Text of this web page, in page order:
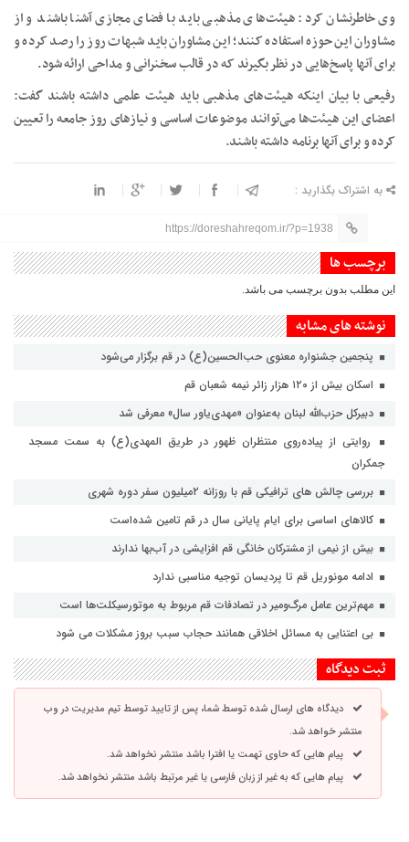
وی خاطرنشان کرد: هیئت‌های مذهبی باید با فضای مجازی آشنا باشند و از
مشاوران این حوزه استفاده کنند؛ این مشاوران باید شبهات روز را رصد کرده و
برای آنها پاسخ‌هایی در نظر بگیرند که در قالب سخنرانی و مداحی ارائه شود.
رفیعی با بیان اینکه هیئت‌های مذهبی باید هیئت علمی داشته باشند گفت:
اعضای این هیئت‌ها می‌توانند موضوعات اساسی و نیازهای روز جامعه را تعیین
کرده و برای آنها برنامه داشته باشند.
به اشتراک بگذارید :
https://doreshahreqom.ir/?p=1938
برچسب ها
این مطلب بدون برچسب می باشد.
نوشته های مشابه
پنجمین جشنواره معنوی حب‌الحسین(ع) در قم برگزار می‌شود
اسکان بیش از ۱۲۰ هزار زائر نیمه شعبان قم
دبیرکل حزب‌الله لبنان به‌عنوان «مهدی‌یاور سال» معرفی شد
روایتی از پیاده‌روی منتظران ظهور در طریق المهدی(ع) به سمت مسجد
جمکران
بررسی چالش های ترافیکی قم با روزانه ۲میلیون سفر دوره شهری
کالاهای اساسی برای ایام پایانی سال در قم تامین شده‌است
بیش از نیمی از مشترکان خانگی قم افزایشی در آب‌بها ندارند
ادامه مونوریل قم تا پردیسان توجیه مناسبی ندارد
مهم‌ترین عامل مرگ‌ومیر در تصادفات قم مربوط به موتورسیکلت‌ها است
بی اعتنایی به مسائل اخلاقی همانند حجاب سبب بروز مشکلات می شود
ثبت دیدگاه
دیدگاه های ارسال شده توسط شما، پس از تایید توسط تیم مدیریت در وب
منتشر خواهد شد.
پیام هایی که حاوی تهمت یا افترا باشد منتشر نخواهد شد.
پیام هایی که به غیر از زبان فارسی یا غیر مرتبط باشد منتشر نخواهد شد.